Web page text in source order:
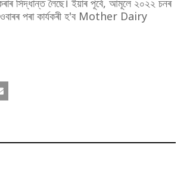
সিদ্ধান্ত লৈছে। ইয়াৰ পূৰ্বে, আমূলে ২০২২ চনৰ
পৰা কাৰ্যকৰী হ'ব Mother Dairy